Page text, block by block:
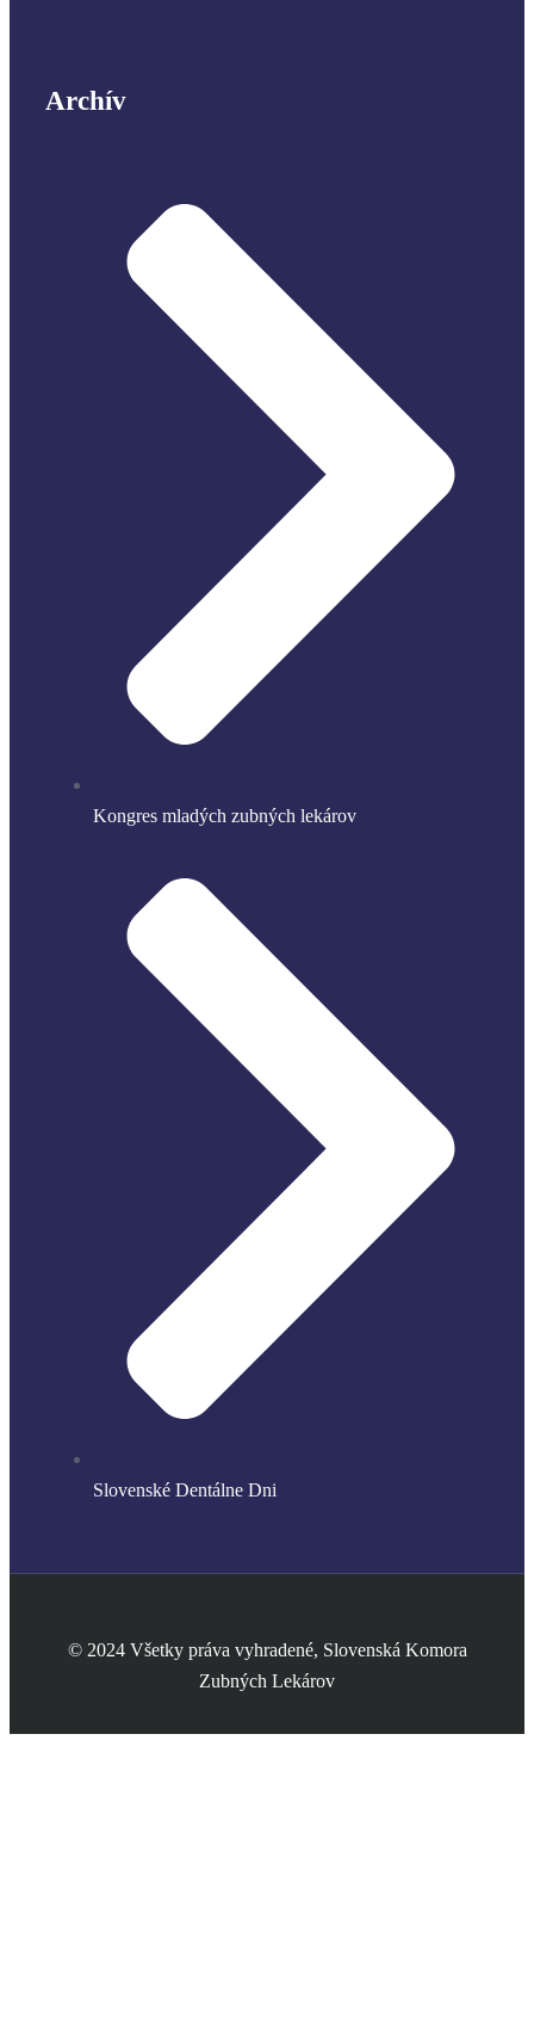
Archív
Kongres mladých zubných lekárov
Slovenské Dentálne Dni
© 2024 Všetky práva vyhradené, Slovenská Komora
Zubných Lekárov